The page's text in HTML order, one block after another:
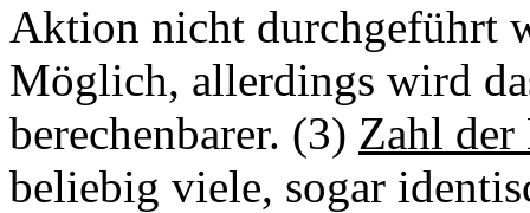
Aktion nicht durchgeführt
Möglich, allerdings wird
berechenbarer. (3) Zahl der
beliebig viele, sogar